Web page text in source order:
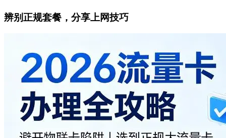
辨别正规套餐，分享上网技巧